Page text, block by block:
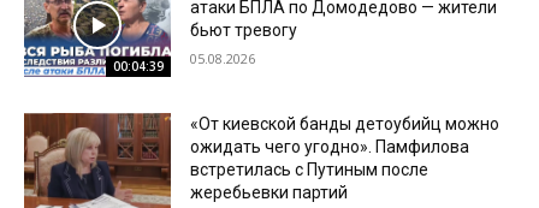
00:04:39
атаки БПЛА по Домодедово — жители
бьют тревогу
05.08.2026
«От киевской банды детоубийц можно
ожидать чего угодно». Памфилова
встретилась с Путиным после
жеребьевки партий